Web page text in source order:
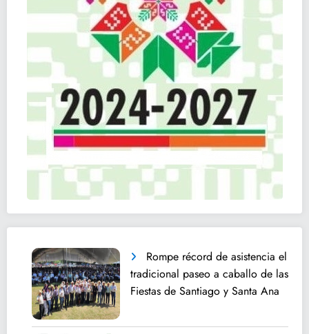
Rompe récord de asistencia el
tradicional paseo a caballo de las
Fiestas de Santiago y Santa Ana